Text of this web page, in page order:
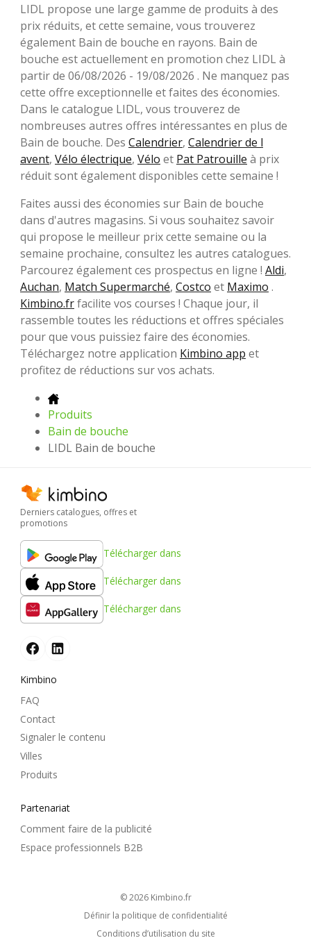
LIDL propose une large gamme de produits à des
prix réduits, et cette semaine, vous trouverez
également Bain de bouche en rayons. Bain de
bouche est actuellement en promotion chez LIDL à
partir de 06/08/2026 - 19/08/2026 . Ne manquez pas
cette offre exceptionnelle et faites des économies.
Dans le catalogue LIDL, vous trouverez de
nombreuses autres offres intéressantes en plus de
Bain de bouche. Des Calendrier, Calendrier de l
avent, Vélo électrique, Vélo et Pat Patrouille à prix
réduit sont également disponibles cette semaine !
Faites aussi des économies sur Bain de bouche
dans d'autres magasins. Si vous souhaitez savoir
qui propose le meilleur prix cette semaine ou la
semaine prochaine, consultez les autres catalogues.
Parcourez également ces prospectus en ligne ! Aldi,
Auchan, Match Supermarché, Costco et Maximo .
Kimbino.frfacilite vos courses ! Chaque jour, il
rassemble toutes les réductions et offres spéciales
pour que vous puissiez faire des économies.
Téléchargez notre application Kimbino app et
profitez de réductions sur vos achats.
Produits
Bain de bouche
LIDL Bain de bouche
Derniers catalogues, offres et
promotions
Télécharger dans
Télécharger dans
Télécharger dans
Kimbino
FAQ
Contact
Signaler le contenu
Villes
Produits
Partenariat
Comment faire de la publicité
Espace professionnels B2B
© 2026 kimbino.fr
Définir la politique de confidentialité
Conditions d’utilisation du site